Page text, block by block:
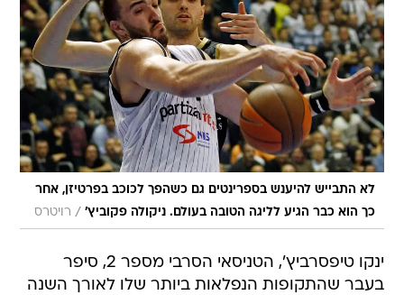
לא התבייש להיענש בספרינטים גם כשהפך לכוכב בפרטיזן, אחר
כך הוא כבר הגיע לליגה הטובה בעולם. ניקולה פקוביץ' / רויטרס
ינקו טיפסרביץ', הטניסאי הסרבי מספר 2, סיפר
בעבר שהתקופות הנפלאות ביותר שלו לאורך השנה